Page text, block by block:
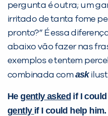
pergunta é outra; um
irritado de tanta fome
pronto?” É essa
abaixo vão fazer nas
exemplos e tentem
combinada com ask
Hegently asked if I
gently if I could help him.